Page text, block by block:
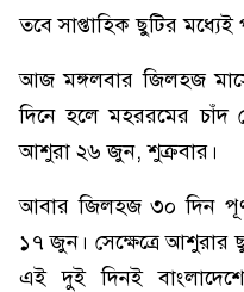
তবে সাপ্তাহিক ছুটির
আজ মঙ্গলবার জিলহজ
দিনে হলে মহররমের চাঁদ
আশুরা ২৬ জুন, শুক্রবার।
আবার জিলহজ ৩০ দিন
১৭ জুন। সেক্ষেত্রে আশুরার
এই দুই দিনই